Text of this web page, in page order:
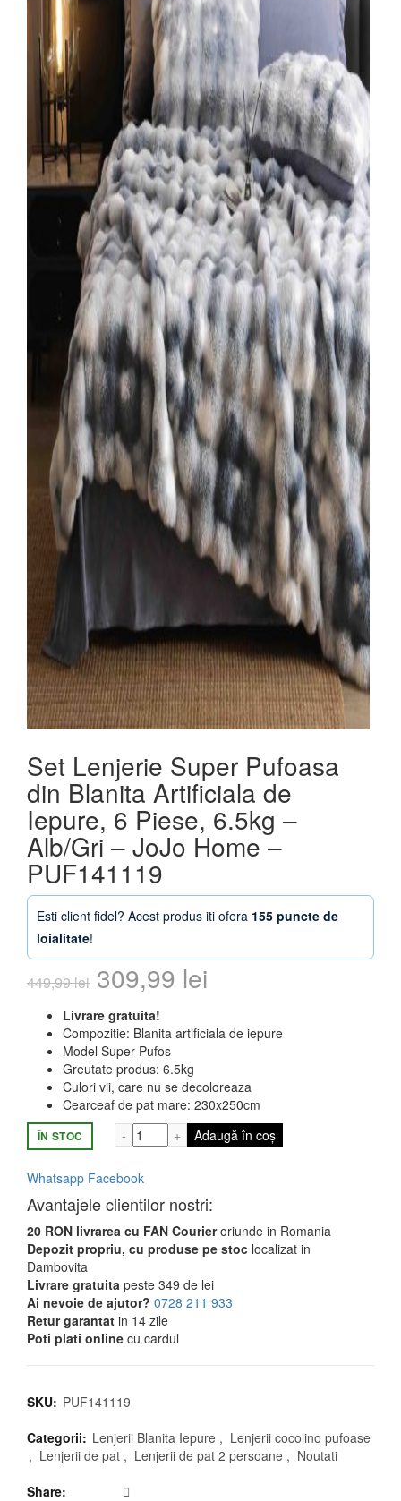
Set Lenjerie Super Pufoasa
din Blanita Artificiala de
Iepure, 6 Piese, 6.5kg –
Alb/Gri – JoJo Home –
PUF141119
Esti client fidel? Acest produs iti ofera 155 puncte de
loialitate!
449,99lei Prețul
inițial
a
fost:
449,99 lei.
309,99 lei
este:
309,99 lei.
Livrare gratuita!
Compozitie: Blanita artificiala de iepure
Model Super Pufos
Greutate produs: 6.5kg
Culori vii, care nu se decoloreaza
Cearceaf de pat mare: 230x250cm
ÎN STOC Cantitate Set Lenjerie Super Pufoasa
Adaugă în coș
Whatsapp Facebook
Avantajele clientilor nostri:
20 RON livrarea cu FAN Courieroriunde in Romania
Depozit propriu, cu produse pe stoc localizat in
Dambovita
Livrare gratuita peste 349 de lei
Ai nevoie de ajutor? 0728 211 933
Retur garantat in 14 zile
Poti plati online cu cardul
SKU: PUF141119
Categorii: Lenjerii Blanita Iepure , Lenjerii cocolino pufoase
, Lenjerii de pat , Lenjerii de pat 2 persoane , Noutati
Share